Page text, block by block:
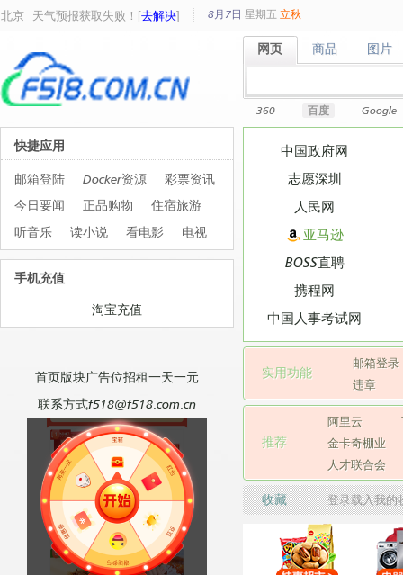
北京 天气预报获取失败！[去解决] 8月7日 星期五 立秋
网页
网页 商品
商品 图片
图片
360 百度 Google
中国政府网
志愿深圳
人民网
亚马逊
BOSS直聘
携程网
中国人事考试网
实用功能
邮箱登录
违章
推荐
阿里云
金卡奇棚业
人才联合会
收藏 登录载入我
快捷应用
邮箱登陆 Docker资源
彩票资讯
今日要闻
正品购物
住宿旅游
听音乐
读小说 看电影 电视
手机充值
淘宝充值
首页版块广告位招租一天一元
联系方式f518@f518.com.cn